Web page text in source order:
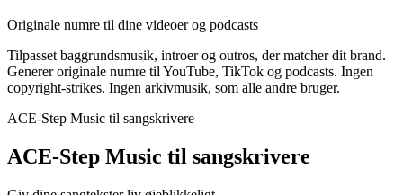
Originale numre til dine videoer og podcasts
Tilpasset baggrundsmusik, introer og outros, der matcher dit brand.
Generer originale numre til YouTube, TikTok og podcasts. Ingen
copyright-strikes. Ingen arkivmusik, som alle andre bruger.
ACE-Step Music til sangskrivere
ACE-Step Music til sangskrivere